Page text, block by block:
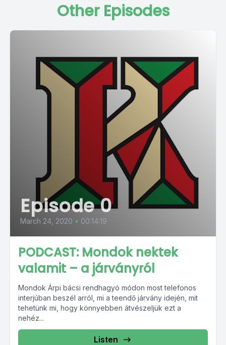
Other Episodes
Episode 0
March 24, 2020 • 00:14:19
PODCAST: Mondok nektek
valamit – a járványról
Mondok Árpi bácsi rendhagyó módon most telefonos
interjúban beszél arról, mi a teendő járvány idején, mit
tehetünk mi, hogy könnyebben átvészeljük ezt a
nehéz...
Listen